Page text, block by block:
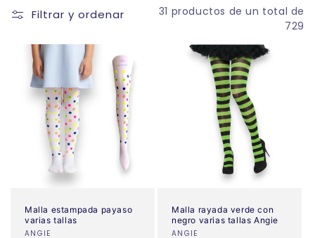
l
Filtrar y ordenar
31 productos de un total de
729
Malla estampada payaso
varias tallas
ANGIE
Malla rayada verde con
negro varias tallas Angie
ANGIE